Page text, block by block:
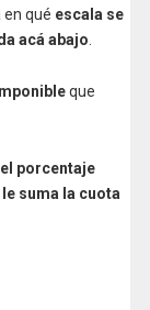
qué escala se
acá abajo.
que
porcentaje
suma la cuota